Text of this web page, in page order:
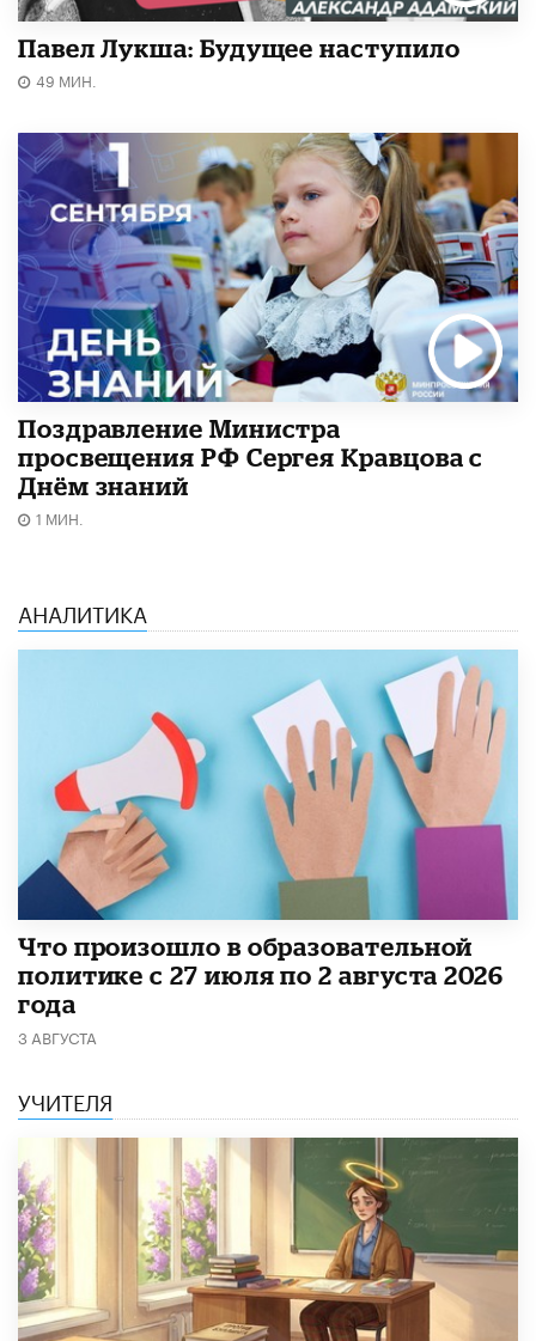
Павел Лукша: Будущее наступило
49 МИН.
Поздравление Министра
просвещения РФ Сергея Кравцова с
Днём знаний
1 МИН.
АНАЛИТИКА
​Что произошло в образовательной
политике с 27 июля по 2 августа 2026
года
3 АВГУСТА
УЧИТЕЛЯ